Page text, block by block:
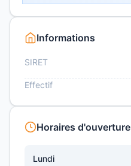
Informations
SIRET
Effectif
Horaires d'ouverture
Lundi